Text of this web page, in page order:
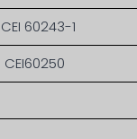
CEI 60243-1
CEI60250